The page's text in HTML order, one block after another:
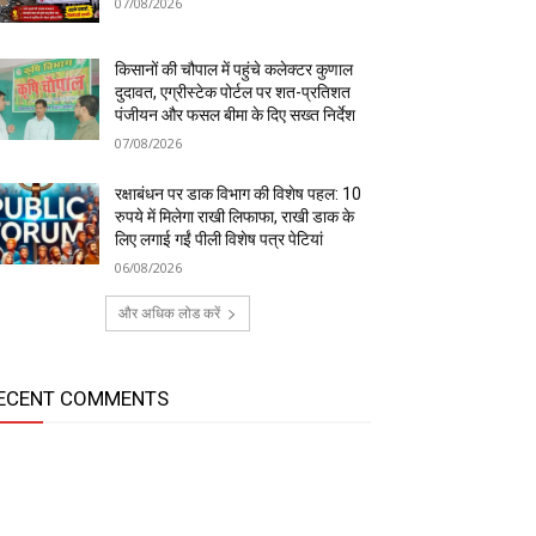
किसानों की चौपाल में पहुंचे कलेक्टर कुणाल
दुदावत, एग्रीस्टेक पोर्टल पर शत-प्रतिशत
पंजीयन और फसल बीमा के दिए सख्त निर्देश
07/08/2026
रक्षाबंधन पर डाक विभाग की विशेष पहल: 10
रुपये में मिलेगा राखी लिफाफा, राखी डाक के
लिए लगाई गईं पीली विशेष पत्र पेटियां
06/08/2026
और अधिक लोड करें
COMMENTS